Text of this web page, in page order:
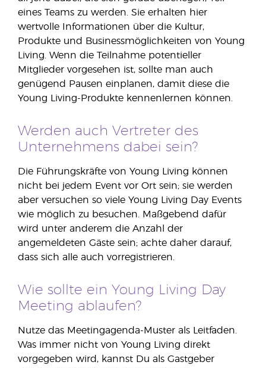
eines Teams zu werden. Sie erhalten hier
wertvolle Informationen über die Kultur,
Produkte und Businessmöglichkeiten von Young
Living. Wenn die Teilnahme potentieller
Mitglieder vorgesehen ist, sollte man auch
genügend Pausen einplanen, damit diese die
Young Living-Produkte kennenlernen können.
Werden auch Vertreter des
Unternehmens dabei sein?
Die Führungskräfte von Young Living können
nicht bei jedem Event vor Ort sein; sie werden
aber versuchen so viele Young Living Day Events
wie möglich zu besuchen. Maßgebend dafür
wird unter anderem die Anzahl der
angemeldeten Gäste sein; achte daher darauf,
dass sich alle auch vorregistrieren.
Wie sollte ein Young Living Day
Meeting ablaufen?
Nutze das Meetingagenda-Muster als Leitfaden.
Was immer nicht von Young Living direkt
vorgegeben wird, kannst Du als Gastgeber